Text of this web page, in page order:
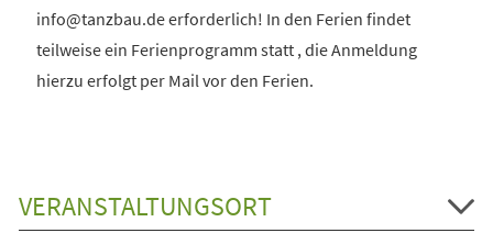
info@tanzbau.de erforderlich! In den Ferien findet
teilweise ein Ferienprogramm statt , die Anmeldung
hierzu erfolgt per Mail vor den Ferien.
VERANSTALTUNGSORT